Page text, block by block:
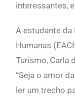
interessantes,
A estudante da
Humanas
Turismo, Carla
“Seja o amor
ler um trecho